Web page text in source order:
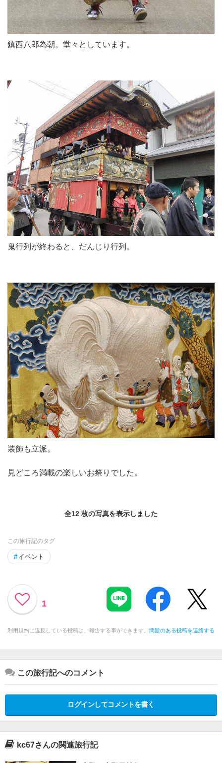
鎮西八郎為朝。堂々としています。
鬼行列が終わると、だんじり行列。
装飾も立派。
見どころ満載の楽しいお祭りでした。
全12 枚の写真を表示しました
この旅行記のタグ
# イベント
1
利用規約に違反している投稿は、報告する事ができます。 問題のある投稿を連絡する
この旅行記へのコメント
ログインしてコメントを書く
kc67さんの関連旅行記